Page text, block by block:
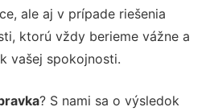
ale aj v prípade riešenia
ktorú vždy berieme vážne a
vašej spokojnosti.
? S nami sa o výsledok